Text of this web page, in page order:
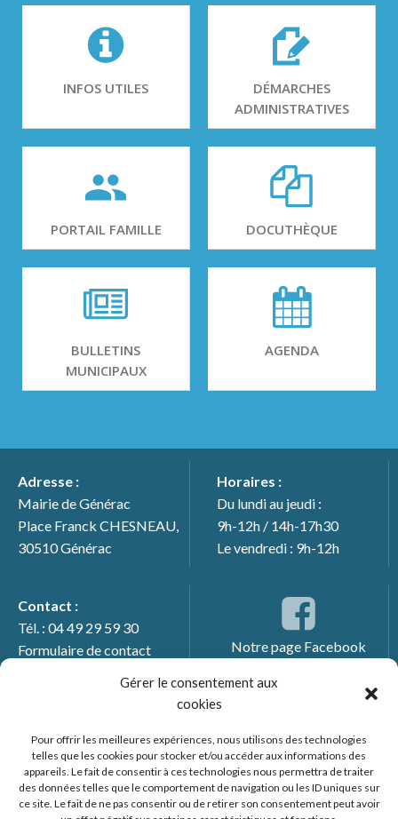
Gérer le consentement aux
cookies
Pour offrir les meilleures expériences, nous utilisons des technologies
telles que les cookies pour stocker et/ou accéder aux informations des
appareils. Le fait de consentir à ces technologies nous permettra de traiter
des données telles que le comportement de navigation ou les ID uniques sur
ce site. Le fait de ne pas consentir ou de retirer son consentement peut avoir
INFOS UTILES
DÉMARCHES
ADMINISTRATIVES
PORTAIL FAMILLE DOCUTHÈQUE
BULLETINS
MUNICIPAUX
AGENDA
Adresse :
Mairie de Générac
Place Franck CHESNEAU,
30510 Générac
Horaires :
Du lundi au jeudi :
9h-12h / 14h-17h30
Le vendredi : 9h-12h
Contact :
Tél. : 04 49 29 59 30
Formulaire de contact
Notre page Facebook